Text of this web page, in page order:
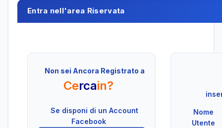
Entra nell'area Riservata
Non sei Ancora Registrato a
Cercain?
Se disponi di un Account
Facebook
Nome
Utente